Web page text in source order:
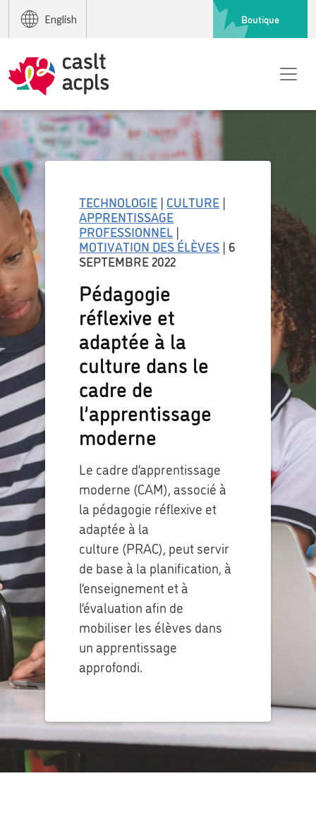
English Boutique
TECHNOLOGIE | CULTURE |
APPRENTISSAGE
PROFESSIONNEL |
MOTIVATION DES ÉLÈVES | 6
SEPTEMBRE 2022
Pédagogie
réflexive et
adaptée à la
culture dans le
cadre de
l’apprentissage
moderne
Le cadre d’apprentissage
moderne (CAM), associé à
la pédagogie réflexive et
adaptée à la
culture (PRAC), peut servir
de base à la planification, à
l’enseignement et à
l’évaluation afin de
mobiliser les élèves dans
un apprentissage
approfondi.